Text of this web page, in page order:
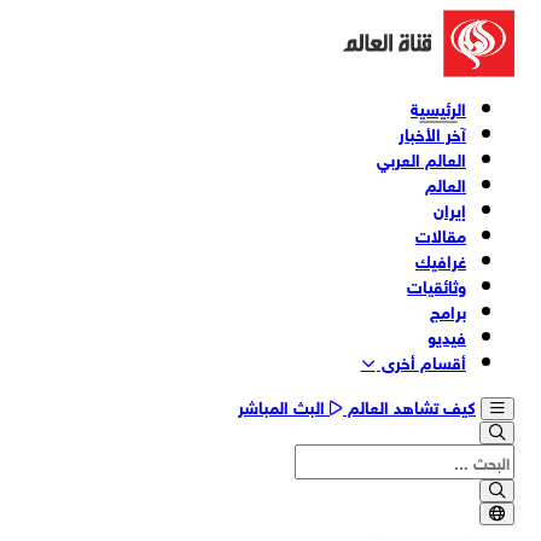
الرئيسية
آخر الأخبار
العالم العربي
العالم
إيران
مقالات
غرافيك
وثائقیات
برامج
فیدیو
أقسام أخری
كيف تشاهد العالم البث المباشر